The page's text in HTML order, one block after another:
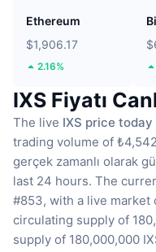
Ethereum
$1,906.17
2.16%
IXS Fiyatı
The live IXS price today
trading volume of
gerçek zamanlı olarak
last 24 hours. The
#853, with a live market
circulating supply of
supply of 180,000,000